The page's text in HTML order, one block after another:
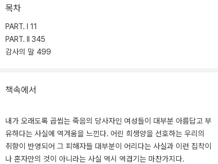
각을 조명하는 한편으로 그루밍 성범죄, 미투 운동, 교내 성폭력, 성차
미치는지 정확하게 묘사하며 ‘세련된 플롯을 갖춘 문학적인 미스터리
(《AP》)’라는 찬사를 받았다. 높은 작품성과 흥미진진한 플롯, 정교한
캐릭터 조성으로 출간 후 큰 반향을 일으키며 유수 언론의 극찬과 10
였으며, 아스펜 상과 캐롤 실드 상 등 권위 있는 문학상 후보로 선정되
었다. 리베카 머카이의 전작 『Great Believers』는 ALA 카네기 메달
과 《LA 타임스》 도서 상을 비롯한 여러 상을 수상하였고 퓰리처 상과
전미 도서상 최종 후보에 올랐으며 《뉴욕 타임스》 선정 21세기 최고
목차
PART. I 11
PART. II 345
감사의 말 499
책속에서
내가 오래도록 곱씹는 죽음의 당사자인 여성들이 대부분 아름답고 부
유하다는 사실에 역겨움을 느낀다. 어린 희생양을 선호하는 우리의
취향이 반영되어 그 피해자들 대부분이 어리다는 사실과 이런 집착이
나 혼자만의 것이 아니라는 사실 역시 역겹기는 마찬가지다.